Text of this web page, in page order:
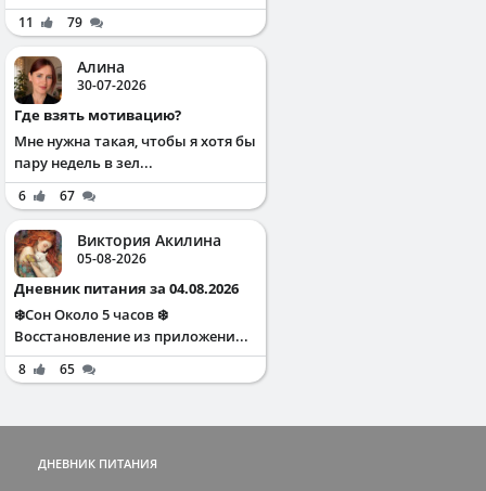
11 79
Алина
30-07-2026
Где взять мотивацию?
Мне нужна такая, чтобы я хотя бы
пару недель в зел...
6 67
Виктория Акилина
05-08-2026
Дневник питания за 04.08.2026
❄️Сон Около 5 часов ❄️
Восстановление из приложени...
8 65
ДНЕВНИК ПИТАНИЯ